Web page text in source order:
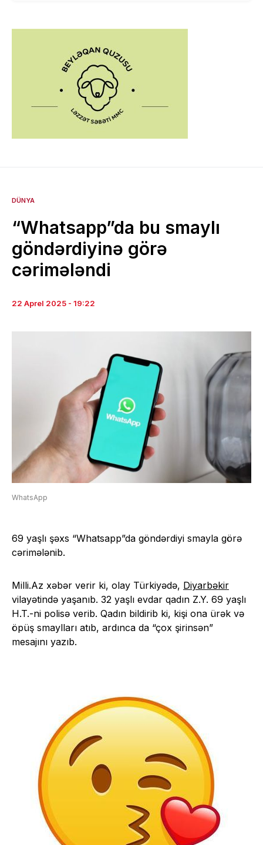
DÜNYA
“Whatsapp”da bu smaylı
göndərdiyinə görə
cərimələndi
22 Aprel 2025 - 19:22
WhatsApp
69 yaşlı şəxs “Whatsapp”da göndərdiyi smayla görə
cərimələnib.
Milli.Az xəbər verir ki, olay Türkiyədə, Diyarbəkir
vilayətində yaşanıb. 32 yaşlı evdar qadın Z.Y. 69 yaşlı
H.T.-ni polisə verib. Qadın bildirib ki, kişi ona ürək və
öpüş smaylları atıb, ardınca da “çox şirinsən”
mesajını yazıb.